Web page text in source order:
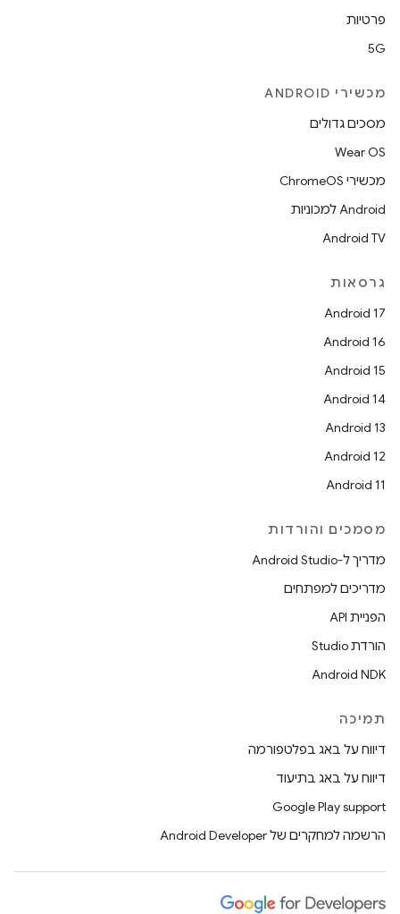
פרטיות
5G
מכשירי ANDROID
מסכים גדולים
Wear OS
מכשירי ChromeOS
Android למכוניות
Android TV
גרסאות
Android 17
Android 16
Android 15
Android 14
Android 13
Android 12
Android 11
מסמכים והורדות
מדריך ל-Android Studio
מדריכים למפתחים
הפניית API
הורדת Studio
Android NDK
תמיכה
דיווח על באג בפלטפורמה
דיווח על באג בתיעוד
Google Play support
הרשמה למחקרים של Android Developer